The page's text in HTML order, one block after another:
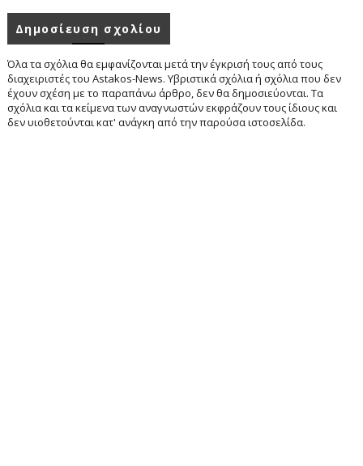
Δημοσίευση σχολίου
Όλα τα σχόλια θα εμφανίζονται μετά την έγκρισή τους από τους
διαχειριστές του Astakos-News. Υβριστικά σχόλια ή σχόλια που δεν
έχουν σχέση με το παραπάνω άρθρο, δεν θα δημοσιεύονται. Τα
σχόλια και τα κείμενα των αναγνωστών εκφράζουν τους ίδιους και
δεν υιοθετούνται κατ' ανάγκη από την παρούσα ιστοσελίδα.